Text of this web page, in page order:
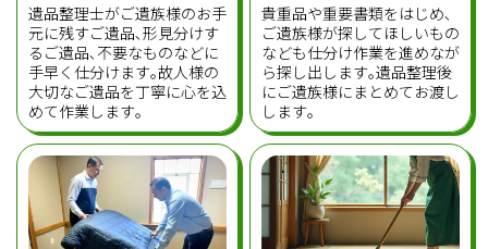
遺品整理士がご遺族様のお手
元に残すご遺品､形見分けす
るご遺品､不要なものなどに
手早く仕分けます｡故人様の
大切なご遺品を丁寧に心を込
めて作業します｡
貴重品や重要書類をはじめ､
ご遺族様が探してほしいもの
なども仕分け作業を進めなが
ら探し出します｡遺品整理後
にご遺族様にまとめてお渡し
します｡